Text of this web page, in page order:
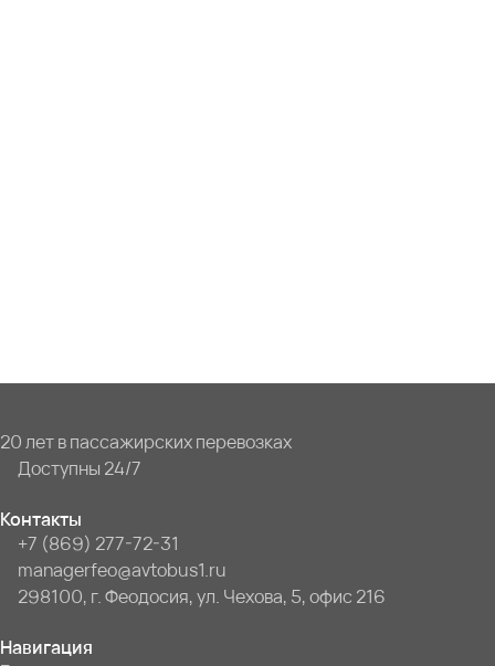
20 лет в пассажирских перевозках
Доступны 24/7
Контакты
+7 (869) 277-72-31
managerfeo@avtobus1.ru
298100, г. Феодосия, ул. Чехова, 5, офис 216
Навигация